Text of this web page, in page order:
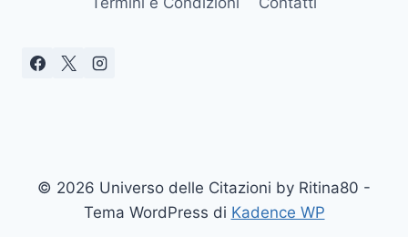
© 2026 Universo delle Citazioni by Ritina80 -
Tema WordPress di Kadence WP